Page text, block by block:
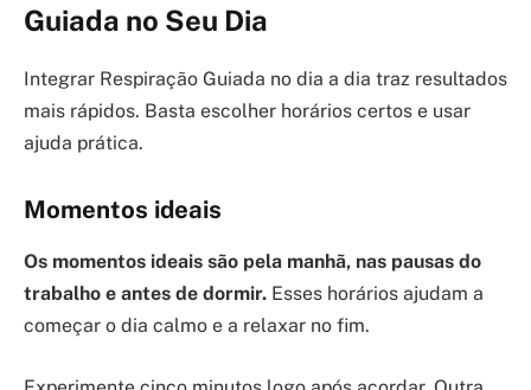
Guiada no Seu Dia
Integrar Respiração Guiada no dia a dia traz resultados
mais rápidos. Basta escolher horários certos e usar
ajuda prática.
Momentos ideais
Os momentos ideais são pela manhã, nas pausas do
trabalho e antes de dormir. Esses horários ajudam a
começar o dia calmo e a relaxar no fim.